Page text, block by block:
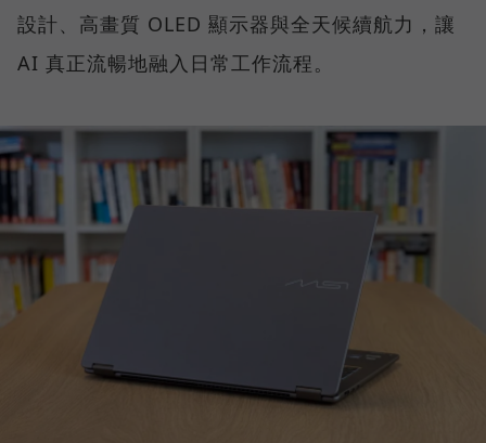
設計、高畫質 OLED 顯示器與全天候續航力，讓
AI 真正流暢地融入日常工作流程。